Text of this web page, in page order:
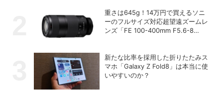
重さは645g！14万円で買えるソニ
ーのフルサイズ対応超望遠ズームレ
ンズ「FE 100-400mm F5.6-8
新たな比率を採用した折りたたみス
マホ「Galaxy Z Fold8」は本当に使
いやすいのか？